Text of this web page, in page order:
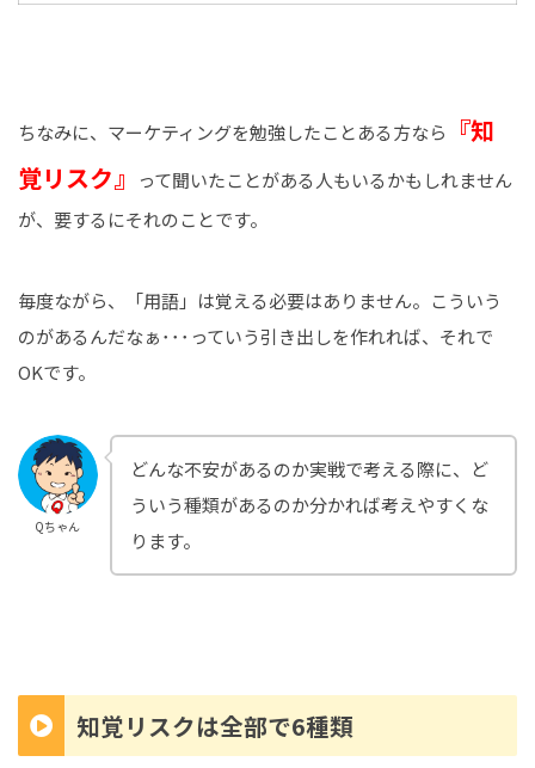
ちなみに、マーケティングを勉強したことある方なら
『知
覚リスク』
って聞いたことがある人もいるかもしれません
が、要するにそれのことです。
毎度ながら、「用語」は覚える必要はありません。こういう
のがあるんだなぁ･･･っていう引き出しを作れれば、それで
OKです。
Qちゃん
どんな不安があるのか実戦で考える際に、ど
ういう種類があるのか分かれば考えやすくな
ります。
知覚リスクは全部で6種類